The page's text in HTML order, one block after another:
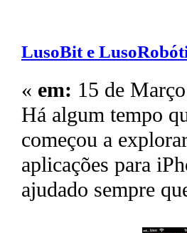
LusoBit e
« em: 15 de
Há algum tempo
começou a
aplicações para
ajudado sempre